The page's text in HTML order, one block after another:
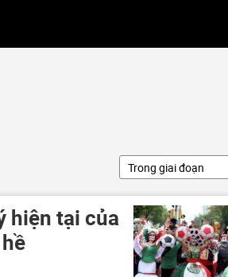
Trong giai đoạn
hiện tại của